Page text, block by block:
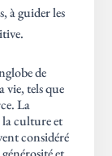
à guider les
de
vie, tels que
La
culture et
considéré